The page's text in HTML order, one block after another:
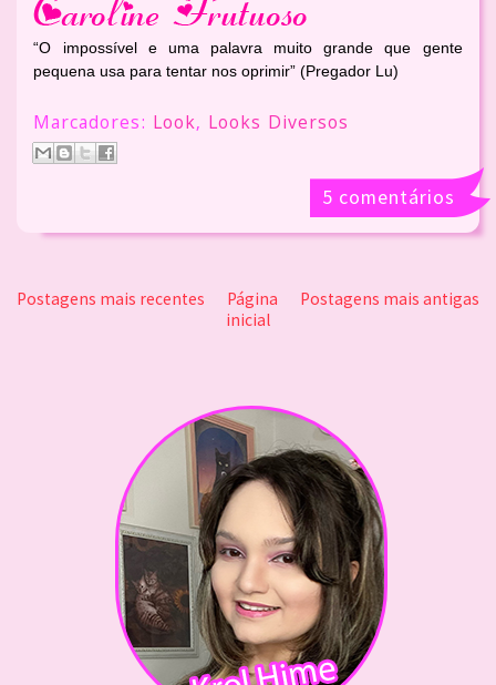
“O impossível e uma palavra muito grande que gente
pequena usa para tentar nos oprimir” (Pregador Lu)
Marcadores: Look, Looks Diversos
5 comentários
Postagens mais recentes Postagens mais antigas
Página
inicial